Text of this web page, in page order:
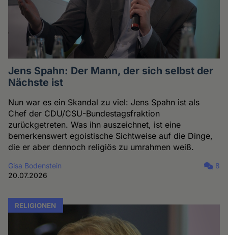
Jens Spahn: Der Mann, der sich selbst der
Nächste ist
Nun war es ein Skandal zu viel: Jens Spahn ist als
Chef der CDU/CSU-Bundestagsfraktion
zurückgetreten. Was ihn auszeichnet, ist eine
bemerkenswert egoistische Sichtweise auf die Dinge,
die er aber dennoch religiös zu umrahmen weiß.
Gisa Bodenstein
20.07.2026
8
RELIGIONEN